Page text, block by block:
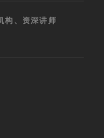
构、资深讲师